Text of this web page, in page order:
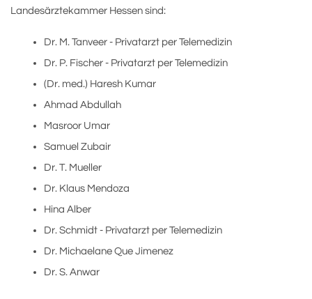
Landesärztekammer Hessen sind:
Dr. M. Tanveer - Privatarzt per Telemedizin
Dr. P. Fischer - Privatarzt per Telemedizin
(Dr. med.) Haresh Kumar
Ahmad Abdullah
Masroor Umar
Samuel Zubair
Dr. T. Mueller
Dr. Klaus Mendoza
Hina Alber
Dr. Schmidt - Privatarzt per Telemedizin
Dr. Michaelane Que Jimenez
Dr. S. Anwar